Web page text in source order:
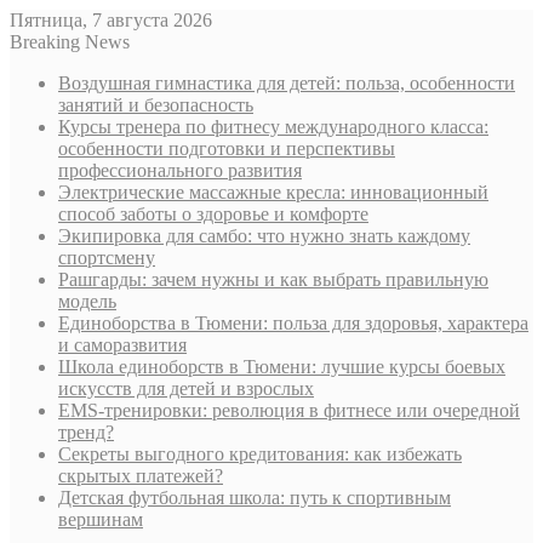
Пятница, 7 августа 2026
Breaking News
Воздушная гимнастика для детей: польза, особенности
занятий и безопасность
Курсы тренера по фитнесу международного класса:
особенности подготовки и перспективы
профессионального развития
Электрические массажные кресла: инновационный
способ заботы о здоровье и комфорте
Экипировка для самбо: что нужно знать каждому
спортсмену
Рашгарды: зачем нужны и как выбрать правильную
модель
Единоборства в Тюмени: польза для здоровья, характера
и саморазвития
Школа единоборств в Тюмени: лучшие курсы боевых
искусств для детей и взрослых
EMS-тренировки: революция в фитнесе или очередной
тренд?
Секреты выгодного кредитования: как избежать
скрытых платежей?
Детская футбольная школа: путь к спортивным
вершинам